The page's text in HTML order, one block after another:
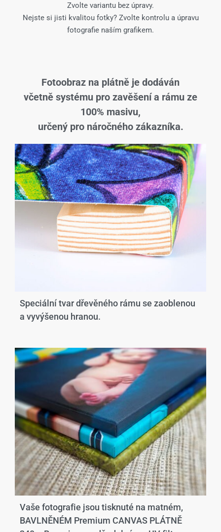
Zvolte variantu bez úpravy.
Nejste si jisti kvalitou fotky? Zvolte kontrolu a úpravu
fotografie naším grafikem.
Fotoobraz na plátně je dodáván
včetně systému pro zavěšení a rámu ze
100% masivu,
určený pro náročného zákazníka.
Speciální tvar dřevěného rámu se zaoblenou
a vyvýšenou hranou.​
Vaše fotografie jsou tisknuté na matném,
BAVLNĚNÉM Premium CANVAS PLÁTNĚ